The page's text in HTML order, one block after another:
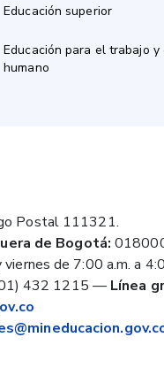
Educación superior
Educación para el trabajo
humano
Postal 111321.
de Bogotá:
de 7:00 a.m. a
432 1215 — Línea